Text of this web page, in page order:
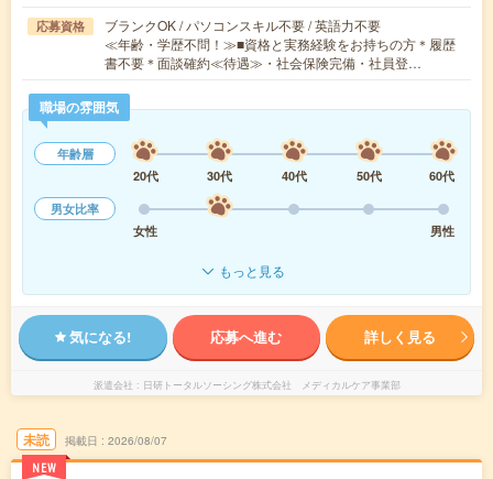
応募資格
ブランクOK / パソコンスキル不要 / 英語力不要
≪年齢・学歴不問！≫■資格と実務経験をお持ちの方＊履歴
書不要＊面談確約≪待遇≫・社会保険完備・社員登…
職場の雰囲気
年齢層
20代
30代 40代 50代
60代
男女比率
女性
男性
もっと見る
気になる! 応募へ進む 詳しく見る
派遣会社 日研トータルソーシング株式会社 メディカルケア事業部
未読
NEW
掲載日 2026/08/07